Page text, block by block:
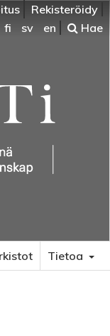
Rekisteröidy
fi sv en Hae
Tietoa